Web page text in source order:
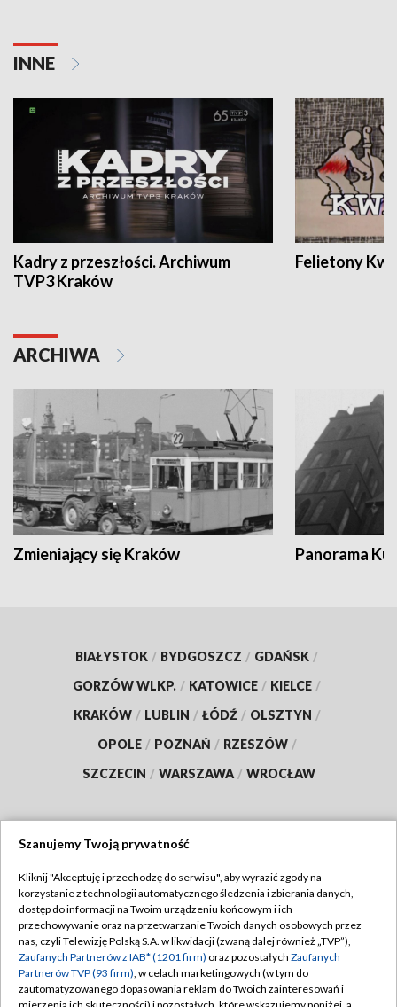
INNE
Kadry z przeszłości. Archiwum
TVP3 Kraków
Felietony
ARCHIWA
Zmieniający się Kraków Panorama
BIAŁYSTOK / BYDGOSZCZ / GDAŃSK /
GORZÓW WLKP. / KATOWICE / KIELCE /
KRAKÓW / LUBLIN / ŁÓDŹ / OLSZTYN /
OPOLE / POZNAŃ / RZESZÓW /
SZCZECIN / WARSZAWA / WROCŁAW
TVP
Abonament TVP
Emisja w TVP
Centrum informacji TVP
Regulamin TVP
Polityka prywatności
Moje zgody
Szanujemy Twoją prywatność
Kliknij "Akceptuję i przechodzę do serwisu", aby wyrazić zgody na
korzystanie z technologii automatycznego śledzenia i zbierania danych,
dostęp do informacji na Twoim urządzeniu końcowym i ich
przechowywanie oraz na przetwarzanie Twoich danych osobowych przez
nas, czyli Telewizję Polską S.A. w likwidacji (zwaną dalej również „TVP”),
Zaufanych Partnerów z IAB* (1201 firm) oraz pozostałych Zaufanych
Partnerów TVP (93 firm), w celach marketingowych (w tym do
zautomatyzowanego dopasowania reklam do Twoich zainteresowań i